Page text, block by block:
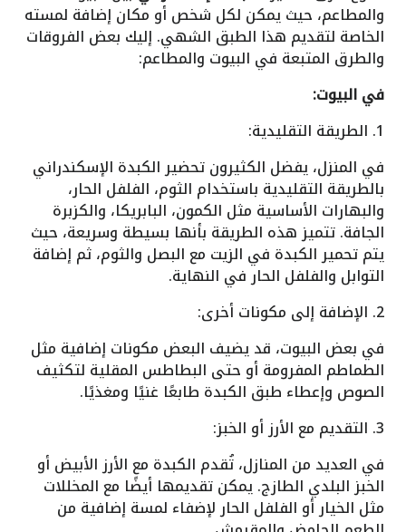
والمطاعم، حيث يمكن لكل شخص أو مكان إضافة لمسته
الخاصة لتقديم هذا الطبق الشهي. إليك بعض الفروقات
والطرق المتبعة في البيوت والمطاعم:
في البيوت:
1. الطريقة التقليدية:
في المنزل، يفضل الكثيرون تحضير الكبدة الإسكندراني
بالطريقة التقليدية باستخدام الثوم، الفلفل الحار،
والبهارات الأساسية مثل الكمون، البابريكا، والكزبرة
الجافة. تتميز هذه الطريقة بأنها بسيطة وسريعة، حيث
يتم تحمير الكبدة في الزيت مع البصل والثوم، ثم إضافة
التوابل والفلفل الحار في النهاية.
2. الإضافة إلى مكونات أخرى:
في بعض البيوت، قد يضيف البعض مكونات إضافية مثل
الطماطم المفرومة أو حتى البطاطس المقلية لتكثيف
الصوص وإعطاء طبق الكبدة طابعًا غنيًا ومغذيًا.
3. التقديم مع الأرز أو الخبز:
في العديد من المنازل، تُقدم الكبدة مع الأرز الأبيض أو
الخبز البلدي الطازج. يمكن تقديمها أيضًا مع المخللات
مثل الخيار أو الفلفل الحار لإضفاء لمسة إضافية من